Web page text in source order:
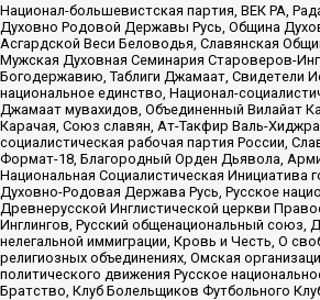
Национал-большевистская партия, ВЕК РА,
Духовно Родовой Державы Русь, Община
Асгардской Веси Беловодья, Славянская
Мужская Духовная Семинария Староверов-
Богодержавию, Таблиги Джамаат, Свидетели
национальное единство, Национал-
Джамаат мувахидов, Объединенный Вилайат
Карачая, Союз славян, Ат-Такфир Валь-
социалистическая рабочая партия России,
Формат-18, Благородный Орден Дьявола,
Национальная Социалистическая Инициатива
Духовно-Родовая Держава Русь, Русское
Древнерусской Инглистической церкви
Инглингов, Русский общенациональный союз,
нелегальной иммиграции, Кровь и Честь, О
религиозных объединениях, Омская
политического движения Русское
Братство, Клуб Болельщиков Футбольного